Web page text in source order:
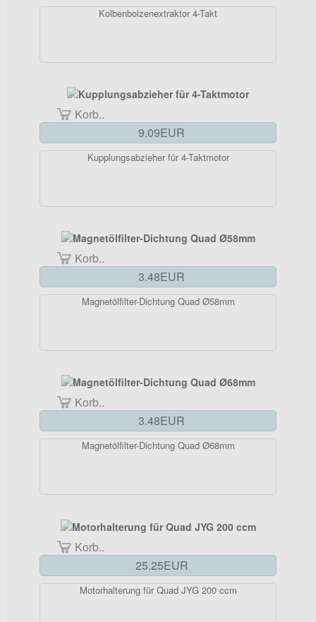
Kolbenbolzenextraktor 4-Takt
Korb..
9.09EUR
Kupplungsabzieher für 4-Taktmotor
Korb..
3.48EUR
Magnetölfilter-Dichtung Quad Ø58mm
Korb..
3.48EUR
Magnetölfilter-Dichtung Quad Ø68mm
Korb..
25.25EUR
Motorhalterung für Quad JYG 200 ccm